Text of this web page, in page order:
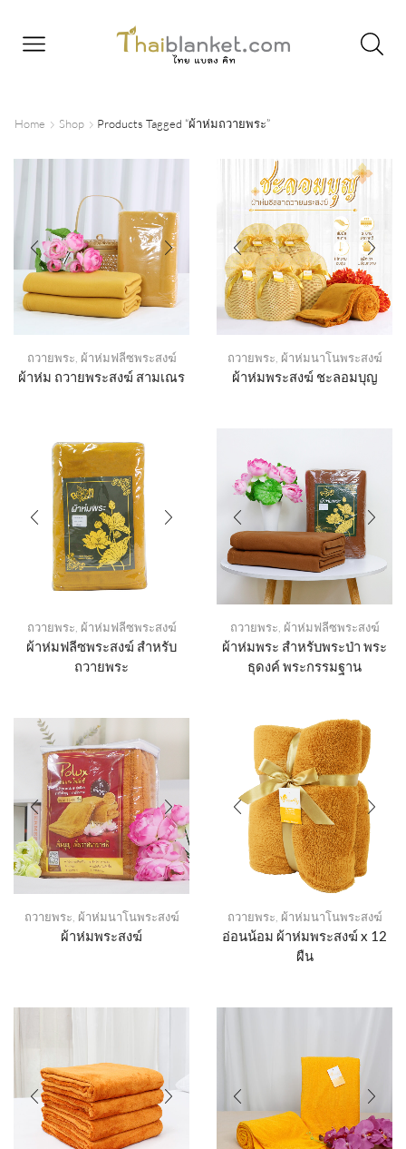
Home Shop Products Tagged “ผ้าห่มถวายพระ”
ถวายพระ ผ้าห่มฟลีซพระสงฆ์
ผ้าห่ม ถวายพระสงฆ์ สามเณร
ถวายพระ ผ้าห่มนาโนพระสงฆ์
ผ้าห่มพระสงฆ์ ชะลอมบุญ
ถวายพระ ผ้าห่มฟลีซพระสงฆ์
ผ้าห่มฟลีซพระสงฆ์ สำหรับ
ถวายพระ
ถวายพระ ผ้าห่มฟลีซพระสงฆ์
ผ้าห่มพระ สำหรับพระป่า พระ
ธุดงค์ พระกรรมฐาน
ถวายพระ ผ้าห่มนาโนพระสงฆ์
ผ้าห่มพระสงฆ์
ถวายพระ ผ้าห่มนาโนพระสงฆ์
อ่อนน้อม ผ้าห่มพระสงฆ์ x 12
ผืน